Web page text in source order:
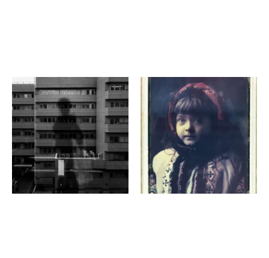
飯田 夏生実
in the picture: side-B
京都駅ビル7階 東広場
北ピロティ
ユーリー・ビラク
Timeless Hutsuls -ウクラ
イナ フツルの民族衣装-
ワコールスタディホール
京都ギャラリー